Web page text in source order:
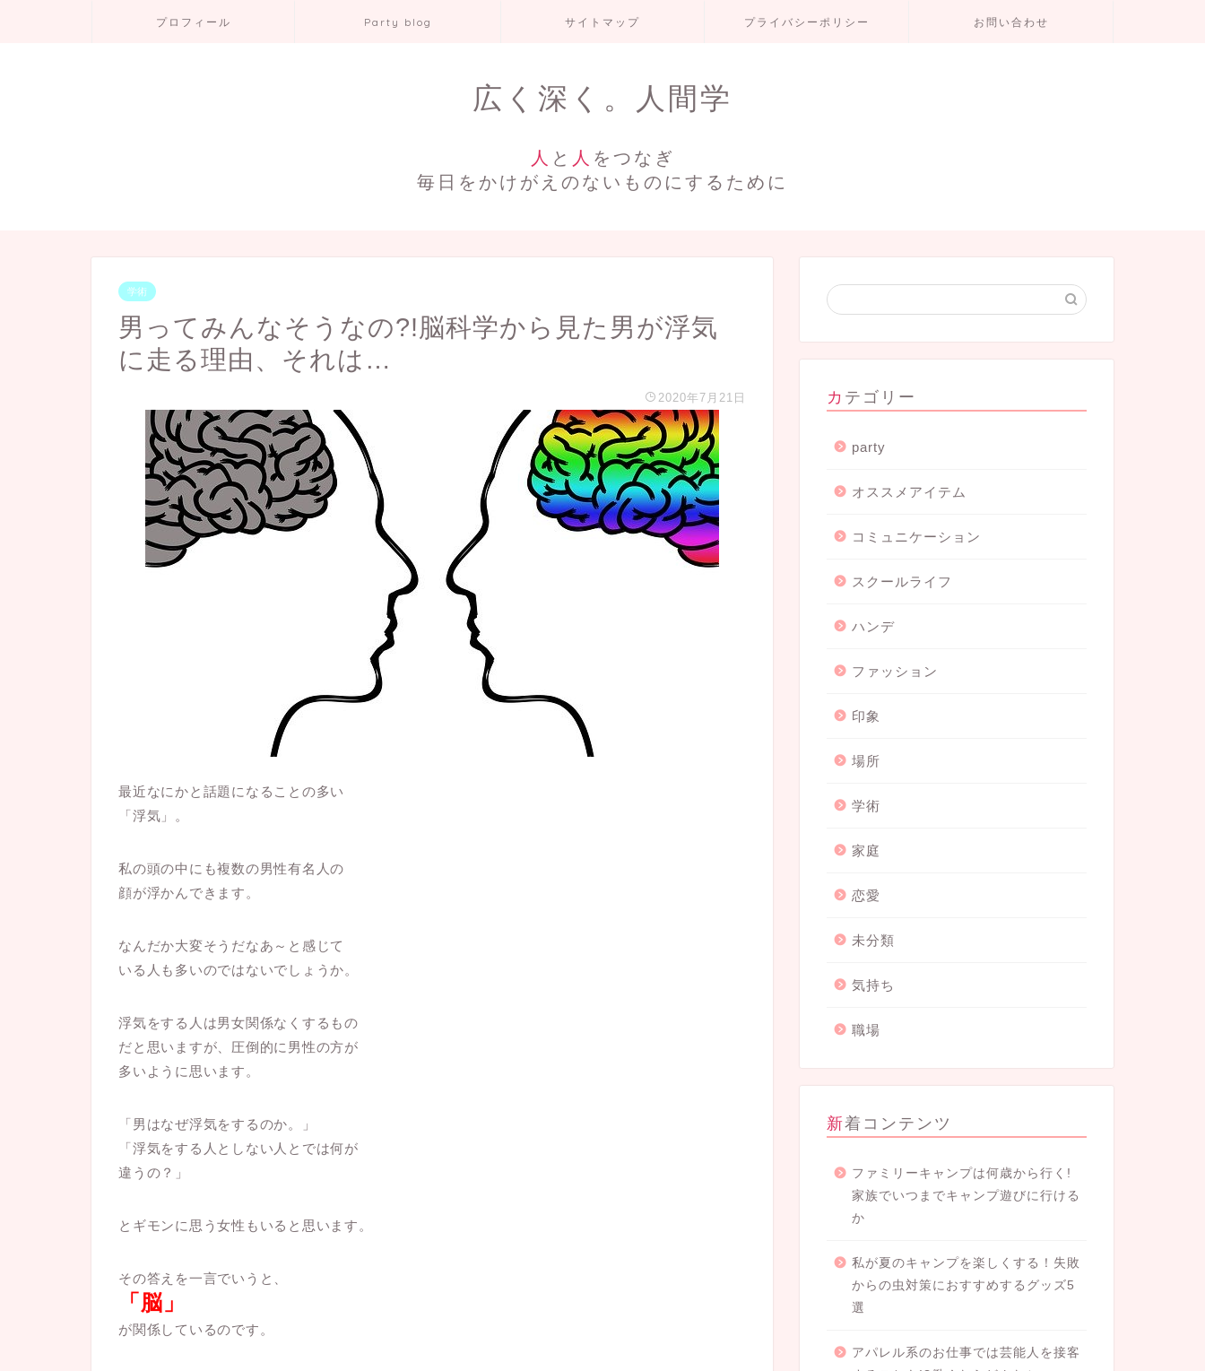
プロフィール Party blog サイトマップ プライバシーポリシー お問い合わせ
広く深く。人間学
人 と 人 をつなぎ
毎日をかけがえのないものにするために
学術
男ってみんなそうなの?!脳科学から見た男が浮気
に走る理由、それは…
2020年7月21日
最近なにかと話題になることの多い
「浮気」。
私の頭の中にも複数の男性有名人の
顔が浮かんできます。
なんだか大変そうだなあ～と感じて
いる人も多いのではないでしょうか。
浮気をする人は男女関係なくするもの
だと思いますが、圧倒的に男性の方が
多いように思います。
「男はなぜ浮気をするのか。」
「浮気をする人としない人とでは何が
違うの？」
とギモンに思う女性もいると思います。
その答えを一言でいうと、
「脳」
が関係しているのです。
カテゴリー
party
オススメアイテム
コミュニケーション
スクールライフ
ハンデ
ファッション
印象
場所
学術
家庭
恋愛
未分類
気持ち
職場
新着コンテンツ
ファミリーキャンプは何歳から行く!
家族でいつまでキャンプ遊びに行ける
か
私が夏のキャンプを楽しくする！失敗
からの虫対策におすすめするグッズ5
選
アパレル系のお仕事では芸能人を接客